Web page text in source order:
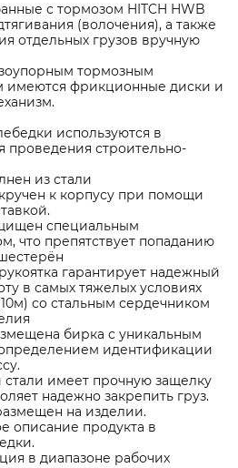
с тормозом HITCH HWB
(волочения), а также
отдельных грузов вручную
тормозным
имеются фрикционные диски и
используются в
строительно-
из стали
к корпусу при помощи
специальным
что препятствует попаданию
гарантирует надежный
в самых тяжелых условиях
со стальным сердечником
бирка с уникальным
идентификации
имеет прочную защелку
надежно закрепить груз.
на изделии.
описание продукта в
в диапазоне рабочих